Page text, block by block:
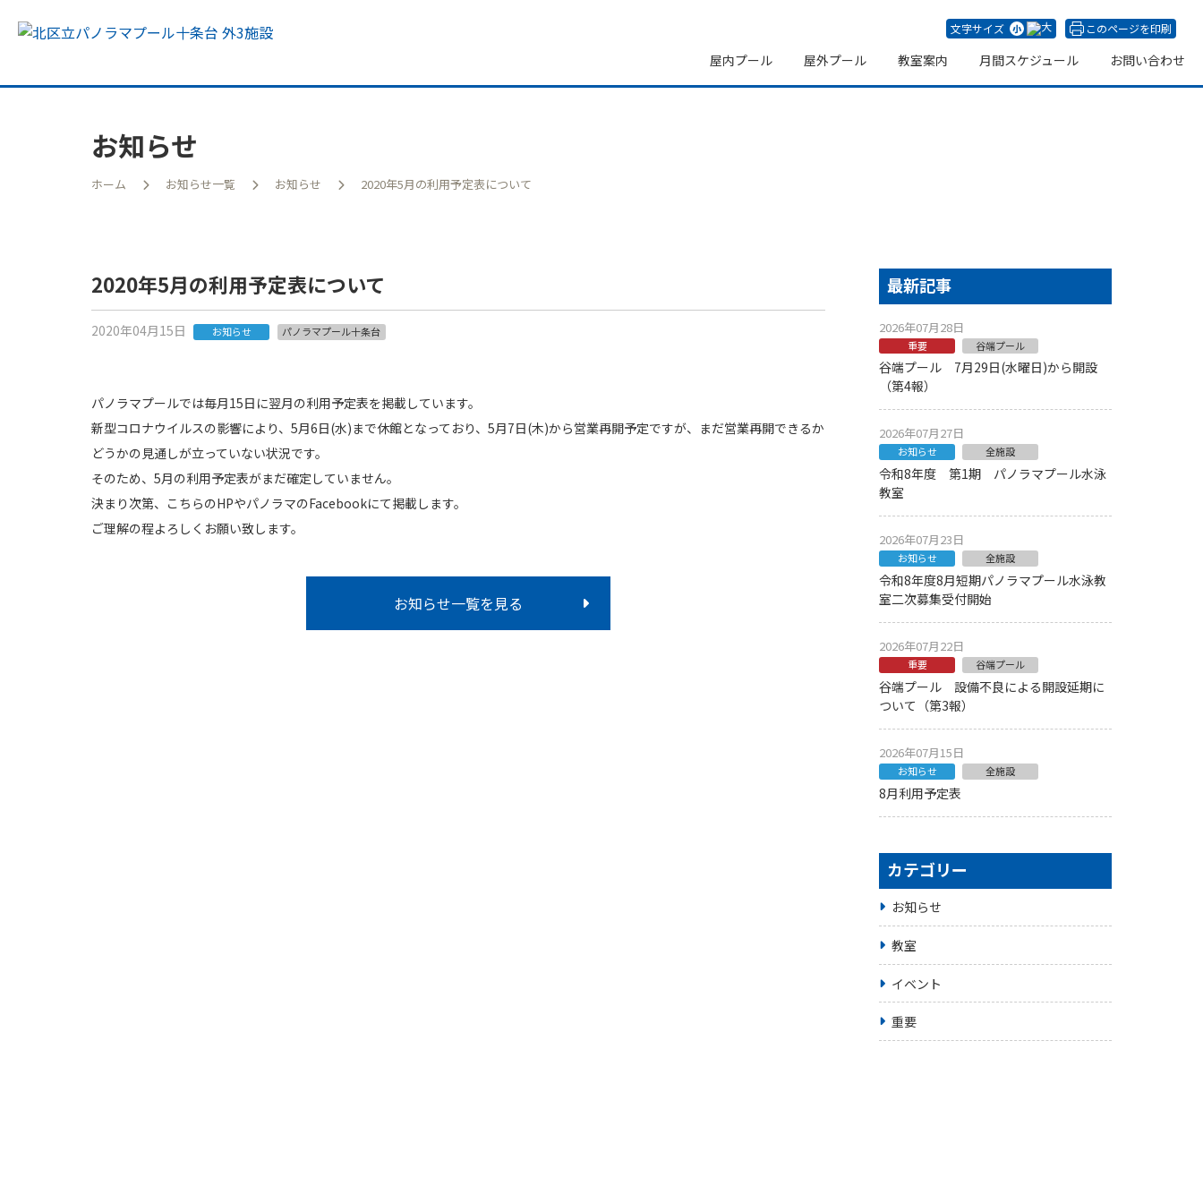
文字サイズ このページを印刷
屋内プール 屋外プール 教室案内 月間スケジュール お問い合わせ
お知らせ
ホーム お知らせ一覧 お知らせ 2020年5月の利用予定表について
2020年5月の利用予定表について
2020年04月15日 お知らせ パノラマプール十条台
パノラマプールでは毎月15日に翌月の利用予定表を掲載しています。
新型コロナウイルスの影響により、5月6日(水)まで休館となっており、5月7日(木)から営業再開予定ですが、まだ営業再開できるか
どうかの見通しが立っていない状況です。
そのため、5月の利用予定表がまだ確定していません。
決まり次第、こちらのHPやパノラマのFacebookにて掲載します。
ご理解の程よろしくお願い致します。
お知らせ一覧を見る
最新記事
2026年07月28日
重要 谷端プール
谷端プール 7月29日(水曜日)から開設
（第4報）
2026年07月27日
お知らせ 全施設
令和8年度 第1期 パノラマプール水泳
教室
2026年07月23日
お知らせ 全施設
令和8年度8月短期パノラマプール水泳教
室二次募集受付開始
2026年07月22日
重要 谷端プール
谷端プール 設備不良による開設延期に
ついて（第3報）
2026年07月15日
お知らせ 全施設
8月利用予定表
カテゴリー
お知らせ
教室
イベント
重要